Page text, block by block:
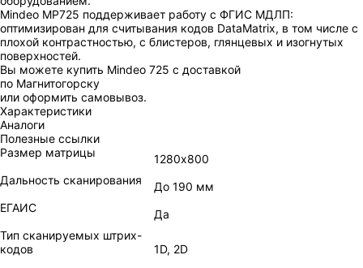
Mindeo MP725 поддерживает работу с ФГИС МДЛП:
оптимизирован для считывания кодов DataMatrix, в том числе с
плохой контрастностью, с блистеров, глянцевых и изогнутых
поверхностей.
Вы можете купить Mindeo 725 с доставкой
по Магнитогорску
или оформить самовывоз.
Характеристики
Аналоги
Полезные ссылки
Размер матрицы
1280х800
Дальность сканирования
До 190 мм
ЕГАИС
Да
Тип сканируемых штрих-
кодов
1D, 2D